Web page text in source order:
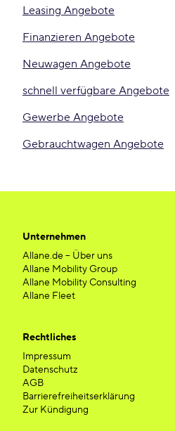
Leasing Angebote
Finanzieren Angebote
Neuwagen Angebote
schnell verfügbare Angebote
Gewerbe Angebote
Gebrauchtwagen Angebote
Unternehmen
Allane.de – Über uns
Allane Mobility Group
Allane Mobility Consulting
Allane Fleet
Rechtliches
Impressum
Datenschutz
AGB
Barrierefreiheitserklärung
Zur Kündigung